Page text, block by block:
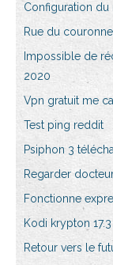
Configuration
Rue du
Impossible de
2020
Vpn gratuit me
Test ping reddit
Psiphon 3
Regarder
Fonctionne
Kodi krypton
Retour vers le